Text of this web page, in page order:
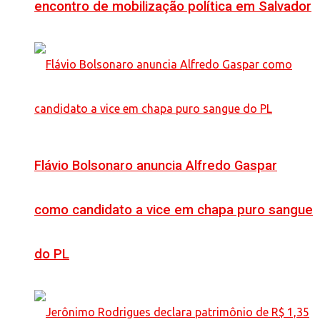
encontro de mobilização política em Salvador
Flávio Bolsonaro anuncia Alfredo Gaspar
como candidato a vice em chapa puro sangue
do PL